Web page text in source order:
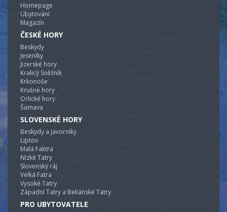
Homepage
Ubytování
Magazín
ČESKÉ HORY
Beskydy
Jeseníky
Jizerské hory
Kralicý Sněžník
Krkonoše
Krušné hory
Orlické hory
Šumava
SLOVENSKÉ HORY
Beskydy a Javorníky
Liptov
Malá Faktra
Nízké Tatry
Slovenský ráj
Velká Fatra
Vysoké Tatry
Západní Tatry a Beliánské Tatry
PRO UBYTOVATELE